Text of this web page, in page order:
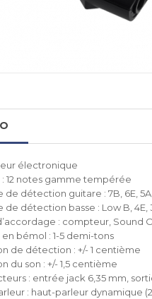
électronique
: 12 notes gamme tempérée
de détection guitare : 7B, 6E, 5A,
de détection basse : Low B, 4E,
: compteur, Sound
bémol : 1-5 demi-tons
de détection : +/- 1 centième
du son : +/- 1,5 centième
: entrée jack 6,35 mm,
: haut-parleur dynamique